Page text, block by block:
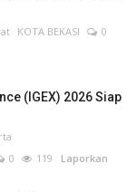
KOTA BEKASI
0
(IGEX) 2026 Siap
0 119 Laporkan